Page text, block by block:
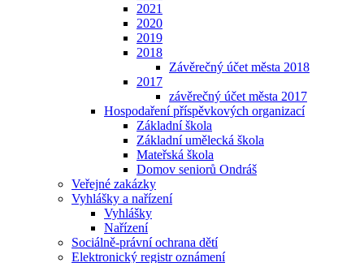
2021
2020
2019
2018
Závěrečný účet města 2018
2017
závěrečný účet města 2017
Hospodaření příspěvkových organizací
Základní škola
Základní umělecká škola
Mateřská škola
Domov seniorů Ondráš
Veřejné zakázky
Vyhlášky a nařízení
Vyhlášky
Nařízení
Sociálně-právní ochrana dětí
Elektronický registr oznámení